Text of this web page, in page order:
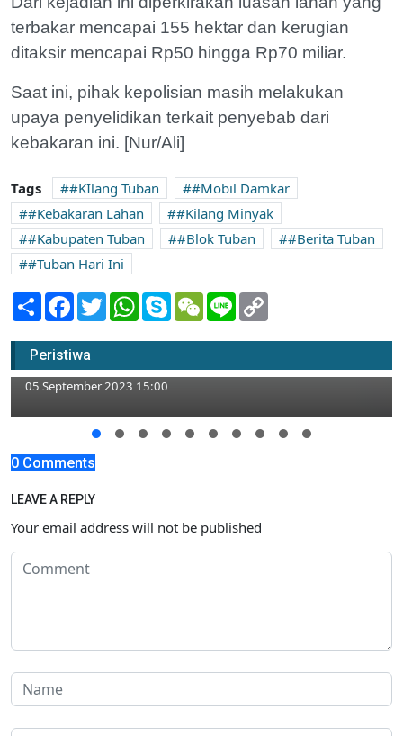
terbakar mencapai 155 hektar dan kerugian
ditaksir mencapai Rp50 hingga Rp70 miliar.
Saat ini, pihak kepolisian masih melakukan
upaya penyelidikan terkait penyebab dari
kebakaran ini. [Nur/Ali]
Tags #KIlang Tuban
#Mobil Damkar
#Kebakaran Lahan
#Kilang Minyak
#Kabupaten Tuban
#Blok Tuban
#Berita Tuban
#Tuban Hari Ini
Share Facebook
TwitterWhatsApp
SkypeWeChatLine
Peristiwa
Puting Beliung Mulai Terjang Tuban, Rumah
Warga Ambruk
05 September 2023 15:00
0 Comments
LEAVE A REPLY
Your email address will not be published